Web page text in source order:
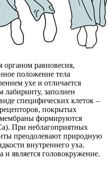
органом равновесия,
положение тела
ухе и отличается
заполнен
специфических клеток –
покрытых
формируются
При неблагоприятных
преодолевают природную
внутреннего уха.
и является головокружение.